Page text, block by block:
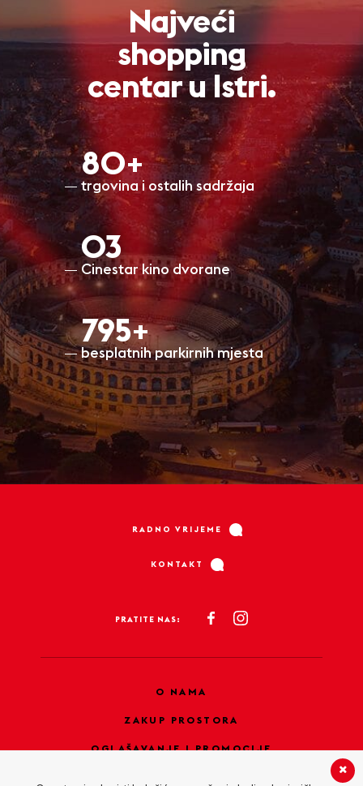
Najveći
shopping
centar u Istri.
80+
trgovina i ostalih sadržaja
O3
Cinestar kino dvorane
798+
besplatnih parkirnih mjesta
RADNO VRIJEME
KONTAKT
PRATITE NAS:
O NAMA
ZAKUP PROSTORA
OGLAŠAVANJE I PROMOCIJE